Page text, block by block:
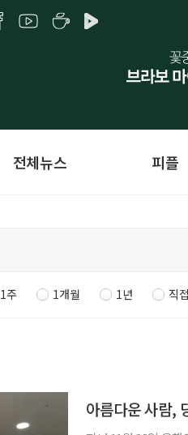
전체뉴스 피플
1주 1개월 1년 직
아름다운 사람,